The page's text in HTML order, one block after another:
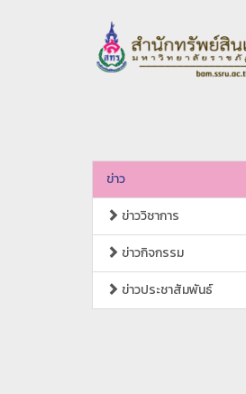
ข่าว
ข่าววิชาการ
ข่าวกิจกรรม
ข่าวประชาสัมพันธ์